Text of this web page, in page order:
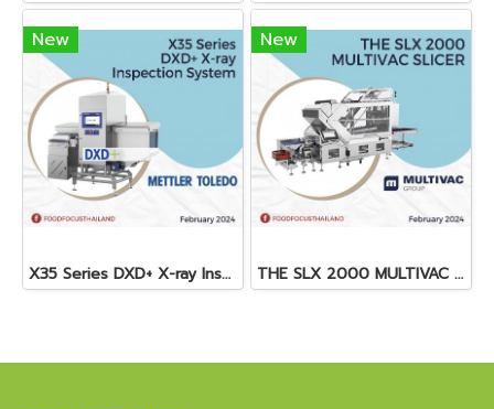
New
X35 Series DXD+ X-ray Inspection System
New
THE SLX 2000 MULTIVAC SLICER